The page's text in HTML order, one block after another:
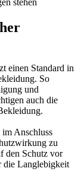
einen Standard in
So
und
auch die
Anschluss
zu
den Schutz vor
die Langlebigkeit